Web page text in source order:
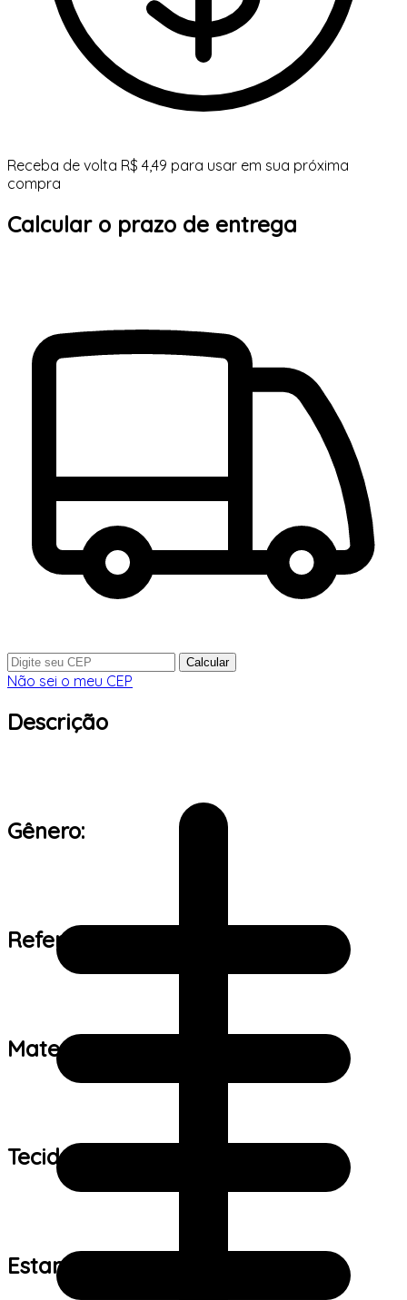
Receba de volta R$ 4,49 para usar em sua próxima
compra
Calcular o prazo de entrega
Calcular
Não sei o meu CEP
Descrição
Gênero:
Referência de tamanho:
Material:
Tecido:
Estampa: